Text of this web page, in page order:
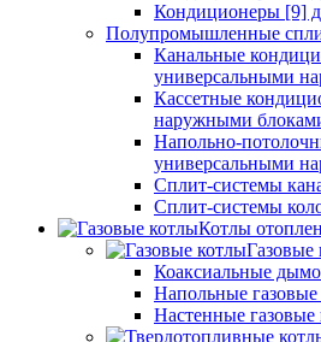
Кондиционеры [9]
Полупромышленные
Канальные
универсальными
Кассетные
наружными
Напольно-
универсальными
Сплит-системы
Сплит-системы
Котлы
Газовые
Коаксиальные
Напольные
Настенные газовые